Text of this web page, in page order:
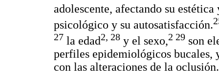
adolescente, afectando su
psicológico y su autosatisfacción.
27 la edad2, 28 y el sexo,2 29 son
perfiles epidemiológicos bucales,
con las alteraciones de la oclusión.